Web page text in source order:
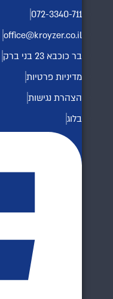
072-3340-711
office@kroyzer.co.il
בר כוכבא 23 בני ברק
מדיניות פרטיות
הצהרת נגישות
בלוג